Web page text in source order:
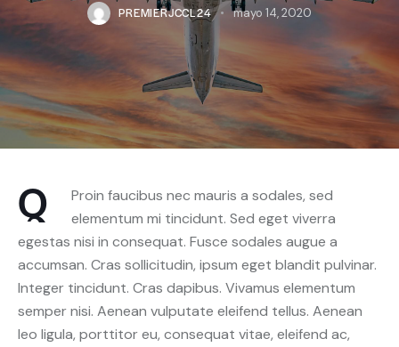
PREMIERJCCL24 mayo 14, 2020
Q
Proin faucibus nec mauris a sodales, sed
elementum mi tincidunt. Sed eget viverra
egestas nisi in consequat. Fusce sodales augue a
accumsan. Cras sollicitudin, ipsum eget blandit pulvinar.
Integer tincidunt. Cras dapibus. Vivamus elementum
semper nisi. Aenean vulputate eleifend tellus. Aenean
leo ligula, porttitor eu, consequat vitae, eleifend ac,